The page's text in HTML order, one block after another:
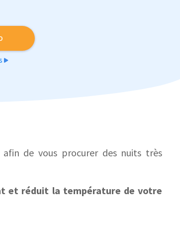
de vous procurer des nuits très
et réduit la température de votre